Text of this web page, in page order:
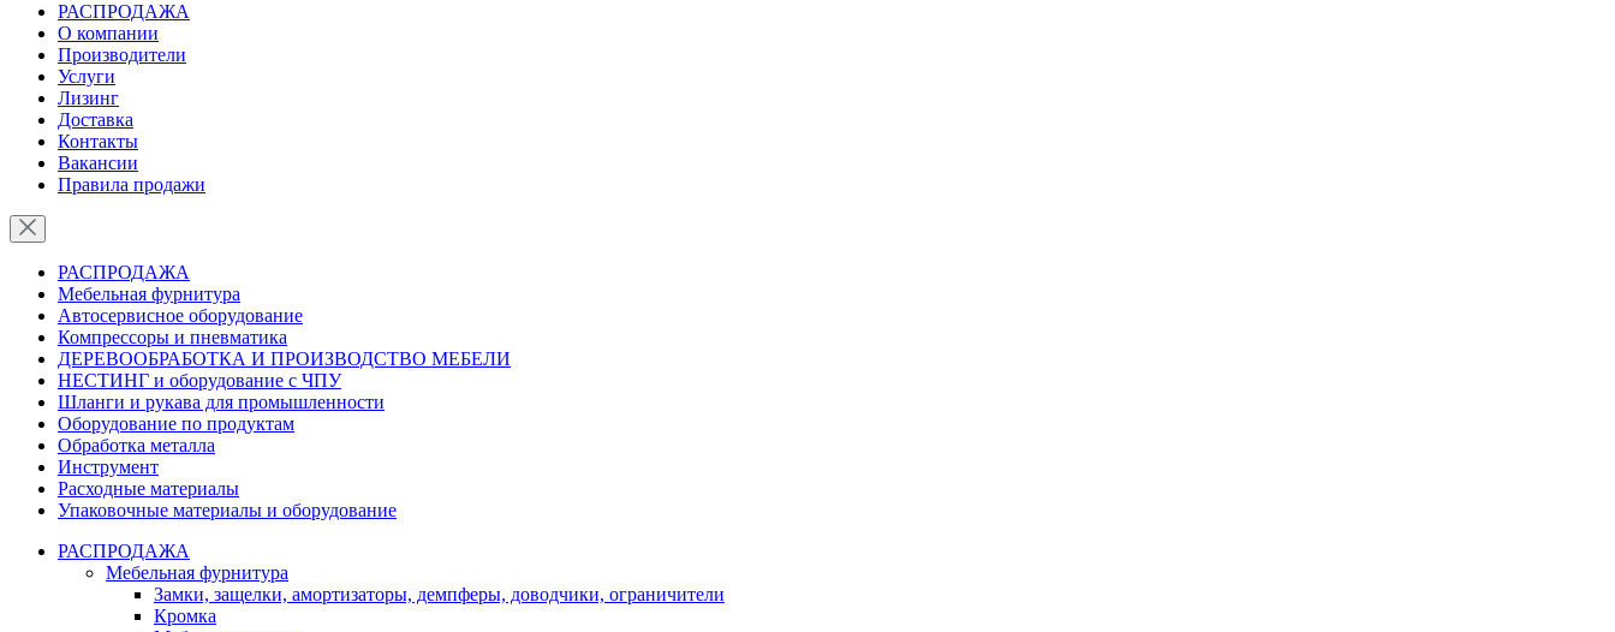
РАСПРОДАЖА
О компании
Производители
Услуги
Лизинг
Доставка
Контакты
Вакансии
Правила продажи
РАСПРОДАЖА
Мебельная фурнитура
Автосервисное оборудование
Компрессоры и пневматика
ДЕРЕВООБРАБОТКА И ПРОИЗВОДСТВО МЕБЕЛИ
НЕСТИНГ и оборудование с ЧПУ
Шланги и рукава для промышленности
Оборудование по продуктам
Обработка металла
Инструмент
Расходные материалы
Упаковочные материалы и оборудование
РАСПРОДАЖА
Мебельная фурнитура
Замки, защелки, амортизаторы, демпферы, доводчики, ограничители
Кромка